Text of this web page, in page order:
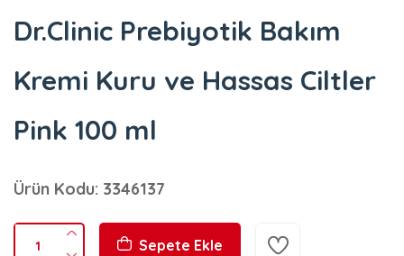
Dr.Clinic Prebiyotik Bakım
Kremi Kuru ve Hassas Ciltler
Pink 100 ml
Ürün Kodu: 3346137
Sepete Ekle